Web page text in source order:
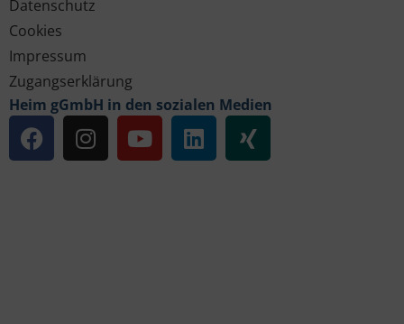
Datenschutz
Cookies
Impressum
Zugangserklärung
Heim gGmbH in den sozialen Medien